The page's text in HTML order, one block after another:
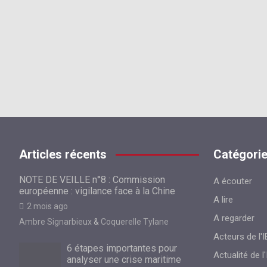
Articles récents
NOTE DE VEILLE n°8 : Commission
européenne : vigilance face à la Chine
2 mois ago
Ambre Signarbieux & Coquerelle Tylane
6 étapes importantes pour
analyser une crise maritime
A écouter
A lire
A regarder
Acteurs de
Actualité de